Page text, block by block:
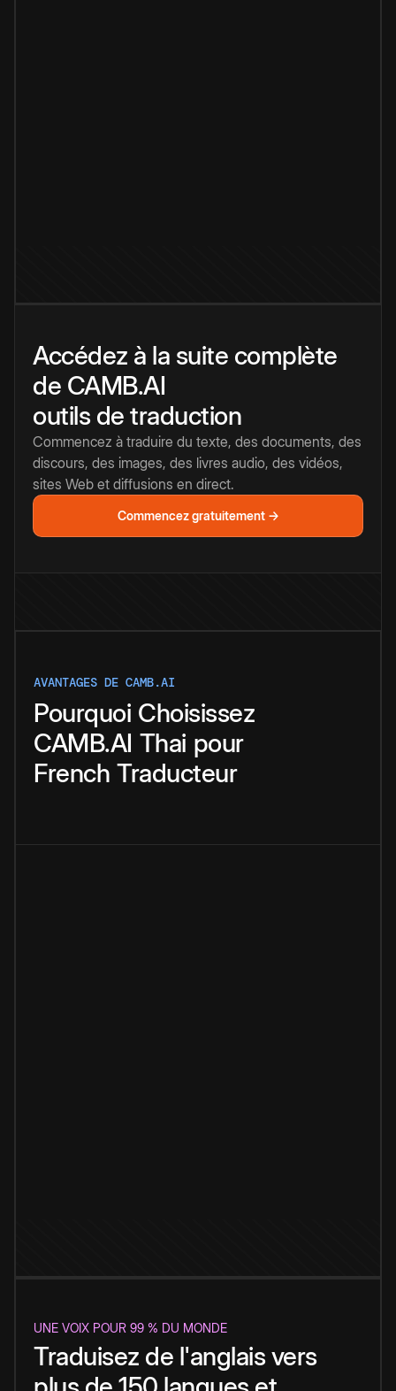
Accédez à la suite complète
de CAMB.AI
outils de traduction
Commencez à traduire du texte, des documents, des
discours, des images, des livres audio, des vidéos,
sites Web et diffusions en direct.
Commencez gratuitement →
AVANTAGES DE CAMB.AI
Pourquoi Choisissez
CAMB.AI Thai pour
French Traducteur
UNE VOIX POUR 99 % DU MONDE
Traduisez de l'anglais vers